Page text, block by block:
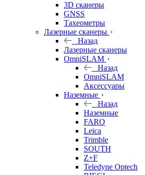
3D сканеры
GNSS
Тахеометры
Лазерные сканеры
Назад
Лазерные сканеры
OmniSLAM
Назад
OmniSLAM
Аксессуары
Наземные
Назад
Наземные
FARO
Leica
Trimble
SOUTH
Z+F
Teledyne Optech